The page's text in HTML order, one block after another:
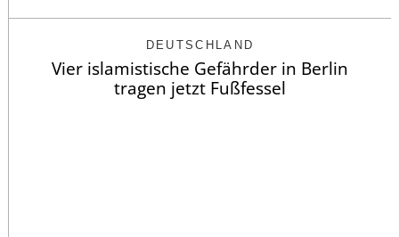
DEUTSCHLAND
Vier islamistische Gefährder in Berlin
tragen jetzt Fußfessel